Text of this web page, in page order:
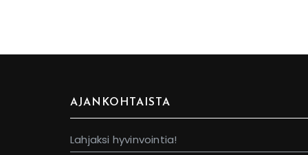
AJANKOHTAISTA
Lahjaksi hyvinvointia!